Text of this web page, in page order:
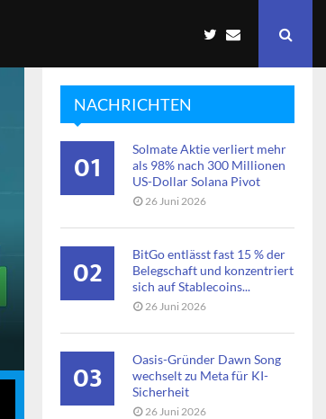
NACHRICHTEN
01
Solmate Aktie verliert mehr
als 98% nach 300 Millionen
US-Dollar Solana Pivot
26 Juni 2026
02
BitGo entlässt fast 15 % der
Belegschaft und konzentriert
sich auf Stablecoins...
26 Juni 2026
03
Oasis-Gründer Dawn Song
wechselt zu Meta für KI-
Sicherheit
26 Juni 2026